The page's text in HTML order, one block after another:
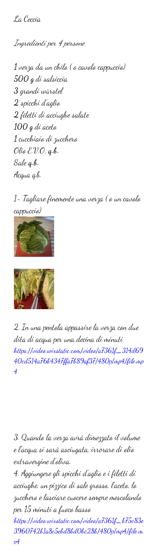
La Ceccia
Ingredienti per 4 persone
1 verza da un chilo ( o cavolo cappuccio)
500 g di salsiccia
3 grandi würstel
2 spicchi d’aglio
2 filetti di acciughe salate
100 g di aceto
1 cucchiaio di zucchero
Olio E.V.O. q.b.
Sale q.b.
Acqua q.b.
1- Tagliare finemente una verza ( o un cavolo
cappuccio)
2. In una pentola appassire la verza con due
dita di acqua per una decina di minuti
https://video.wixstatic.com/video/a7361f_314d69
40cd514a76b4347ffa7b89af37/480p/mp4/file.mp
4
3. Quando la verza avrà dimezzato il volume
e l’acqua si sarà asciugata, irrorare di olio
extravergine d’oliva.
4. Aggiungere gli spicchi d’aglio e i filetti di
acciughe, un pizzico di sale grosso, l‘aceto, lo
zucchero e lasciare cuocere sempre mescolando
per 15 minuti a fuoco basso
https://video.wixstatic.com/video/a7361f_b75c83e
3960742b1a8c5ebd8bd0bc28b/480p/mp4/file.m
p4